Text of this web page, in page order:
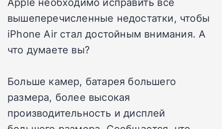
вышеперечисленные недостатки, чтобы
iPhone Air стал достойным внимания. А
что думаете вы?
Больше камер, батарея большего
размера, более высокая
производительность и дисплей